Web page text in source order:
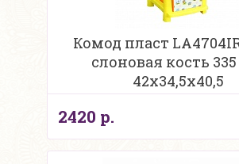
Комод пласт
слоновая кость
42х34,5х40,5
2420 р.